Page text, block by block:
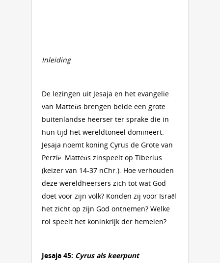
Inleiding
De lezingen uit Jesaja en het evangelie
van Matteüs brengen beide een grote
buitenlandse heerser ter sprake die in
hun tijd het wereldtoneel domineert.
Jesaja noemt koning Cyrus de Grote van
Perzië. Matteüs zinspeelt op Tiberius
(keizer van 14-37 nChr.). Hoe verhouden
deze wereldheersers zich tot wat God
doet voor zijn volk? Konden zij voor Israël
het zicht op zijn God ontnemen? Welke
rol speelt het koninkrijk der hemelen?
Jesaja 45: Cyrus als keerpunt